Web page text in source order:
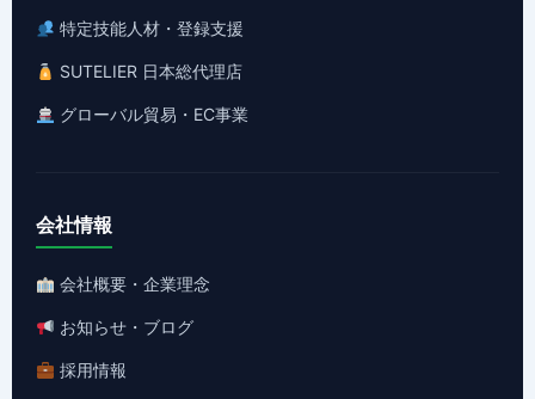
特定技能人材・登録支援
SUTELIER 日本総代理店
グローバル貿易・EC事業
会社情報
会社概要・企業理念
お知らせ・ブログ
採用情報